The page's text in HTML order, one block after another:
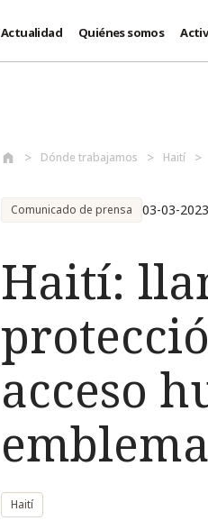
Actualidad Quiénes somos
Dónde trabajamos Haití
Comunicado de prensa 03-03-2023
Haití:
acceso
Haití